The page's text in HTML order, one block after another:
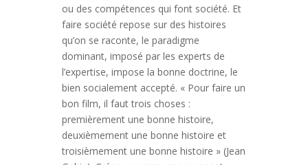
ou des compétences qui font société. Et
faire société repose sur des histoires
qu’on se raconte, le paradigme
dominant, imposé par les experts de
l’expertise, impose la bonne doctrine, le
bien socialement accepté. « Pour faire un
bon film, il faut trois choses :
premièrement une bonne histoire,
deuxièmement une bonne histoire et
troisièmement une bonne histoire » (Jean